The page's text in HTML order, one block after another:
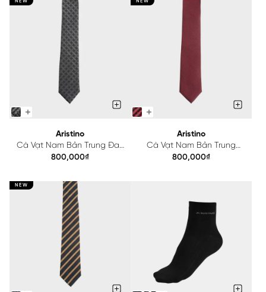
NEW
Aristino
Cà Vạt Nam Bản Trung Đan
Lát Aristino ATI002S0H2
800,000₫
NEW
Aristino
Cà Vạt Nam Bản Trung
Aristino 6x3.8cm ATI001S0H2
800,000₫
NEW